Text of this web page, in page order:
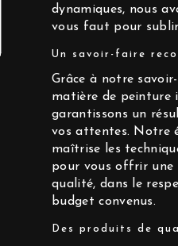
dynamiques, nous
vous faut pour
Un savoir-faire
Grâce à notre
matière de peinture
garantissons un
vos attentes. Notre
maîtrise les
pour vous offrir une
qualité, dans le
budget convenus.
Des produits de